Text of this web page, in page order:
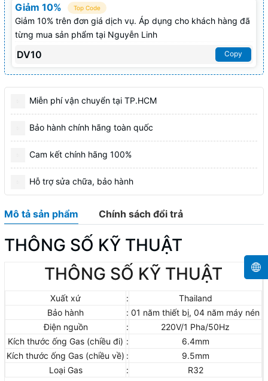
Giảm 10% Top Code
Giảm 10% trên đơn giá dịch vụ. Áp dụng cho khách hàng đã
từng mua sản phẩm tại Nguyễn Linh
DV10 Copy
Miễn phí vận chuyển tại TP.HCM
Bảo hành chính hãng toàn quốc
Cam kết chính hãng 100%
Hỗ trợ sửa chữa, bảo hành
Mô tả sản phẩm Chính sách đổi trả
THÔNG SỐ KỸ THUẬT
THÔNG SỐ KỸ THUẬT
Xuất xứ :
Thailand
Bảo hành
: 01 năm thiết bị, 04 năm máy nén
Điện nguồn
:
220V/1 Pha/50Hz
Kích thước ống Gas (chiều đi) :
6.4mm
Kích thước ống Gas (chiều về) :
9.5mm
Loại Gas
: R32